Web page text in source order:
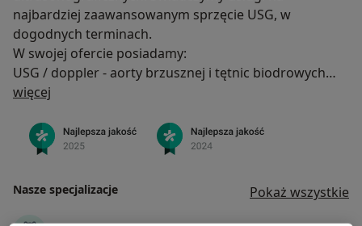
najbardziej zaawansowanym sprzęcie USG, w
dogodnych terminach.
W swojej ofercie posiadamy:
USG / doppler - aorty brzusznej i tętnic biodrowych
USG / doppler - tętnic nerkowych
USG / doppler tętnic - kończyn dolnych
USG / doppler tętnic - kończyn górnych
USG / doppler żył - kończyn górnych
więcej
Nasze specjalizacje Pokaż wszystkie